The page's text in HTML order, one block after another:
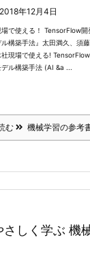
2018年12月4日
場で使える！ TensorFlow
ル構築手法』太田満久、須
社現場で使える!
デル構築手法 (AI &a ...
む 機械学習の参考
しく学ぶ 機